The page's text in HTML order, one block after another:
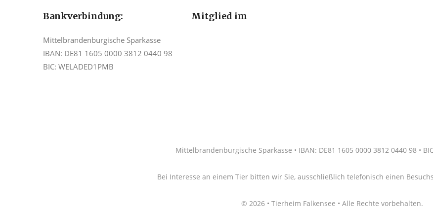
Bankverbindung:
Mittelbrandenburgische Sparkasse
IBAN: DE81 1605 0000 3812 0440 98
BIC: WELADED1PMB
Mitglied im
Mittelbrandenburgische Sparkasse • IBAN: DE81 1605 0000 3812 0440 98 •
Bei Interesse an einem Tier bitten wir Sie, ausschließlich telefonisch einen
© 2026 • Tierheim Falkensee • Alle Rechte vorbehalten.